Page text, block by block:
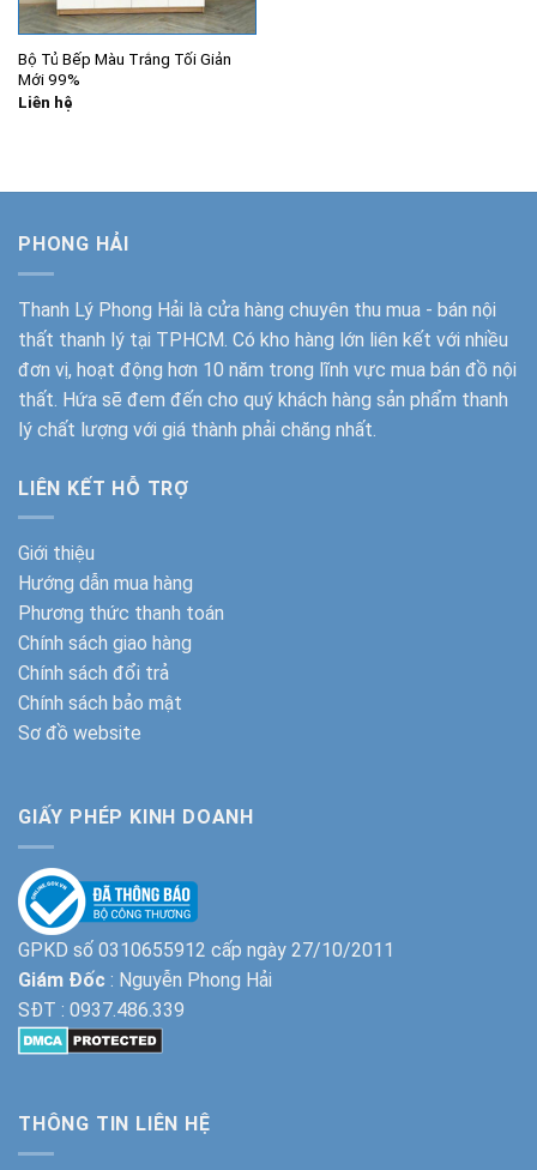
Bộ Tủ Bếp Màu Trắng Tối Giản
Mới 99%
Liên hệ
PHONG HẢI
Thanh Lý Phong Hải là cửa hàng chuyên thu mua - bán nội
thất thanh lý tại TPHCM. Có kho hàng lớn liên kết với nhiều
đơn vị, hoạt động hơn 10 năm trong lĩnh vực mua bán đồ nội
thất. Hứa sẽ đem đến cho quý khách hàng sản phẩm thanh
lý chất lượng với giá thành phải chăng nhất.
LIÊN KẾT HỖ TRỢ
Giới thiệu
Hướng dẫn mua hàng
Phương thức thanh toán
Chính sách giao hàng
Chính sách đổi trả
Chính sách bảo mật
Sơ đồ website
GIẤY PHÉP KINH DOANH
GPKD số 0310655912 cấp ngày 27/10/2011
Giám Đốc : Nguyễn Phong Hải
SĐT : 0937.486.339
THÔNG TIN LIÊN HỆ